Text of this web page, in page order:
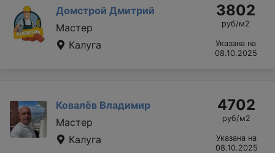
Домстрой Дмитрий
Мастер
Калуга
3802
руб/м2
Указана на
08.10.2025
Ковалёв Владимир
Мастер
Калуга
4702
руб/м2
Указана на
08.10.2025